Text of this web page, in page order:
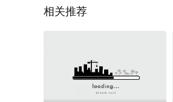
相关推荐